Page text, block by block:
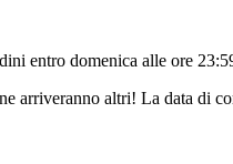
entro domenica alle ore
arriveranno altri! La data di